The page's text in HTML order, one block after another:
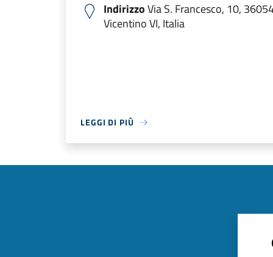
IndirizzoVia S. Francesco, 10,
Vicentino VI, Italia
LEGGI DI PIÙ